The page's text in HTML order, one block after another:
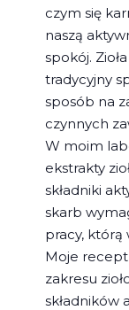
czym się
naszą
spokój.
tradycyjny
sposób na
czynnych
W moim
ekstrakty
składniki
skarb
pracy, którą
Moje
zakresu
składników